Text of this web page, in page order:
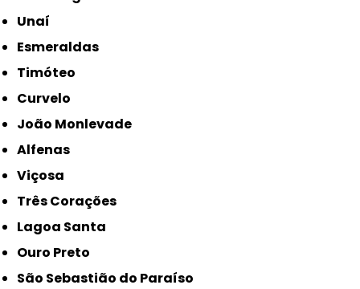
Unaí
Esmeraldas
Timóteo
Curvelo
João Monlevade
Alfenas
Viçosa
Três Corações
Lagoa Santa
Ouro Preto
São Sebastião do Paraíso